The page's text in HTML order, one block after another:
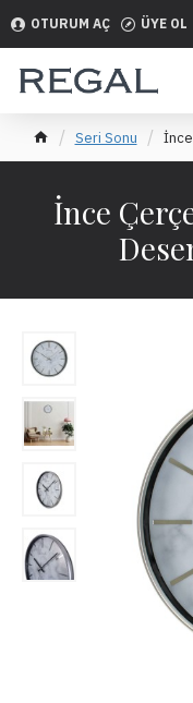
OTURUM AÇ ÜYE OL
Seri Sonu
İnce